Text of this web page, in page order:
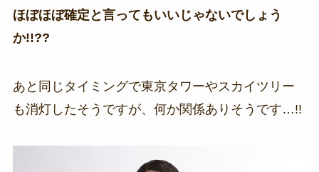
ほぼほぼ確定と言ってもいいじゃないでしょう
か!!??
あと同じタイミングで東京タワーやスカイツリー
も消灯したそうですが、何か関係ありそうです…!!